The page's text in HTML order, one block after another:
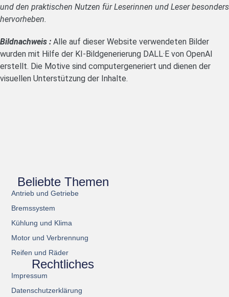
und den praktischen Nutzen für Leserinnen und Leser besonders
hervorheben.
Bildnachweis : Alle auf dieser Website verwendeten Bilder
wurden mit Hilfe der KI-Bildgenerierung DALL·E von OpenAI
erstellt. Die Motive sind computergeneriert und dienen der
visuellen Unterstützung der Inhalte.
Beliebte Themen
Antrieb und Getriebe
Bremssystem
Kühlung und Klima
Motor und Verbrennung
Reifen und Räder
Rechtliches
Impressum
Datenschutzerklärung